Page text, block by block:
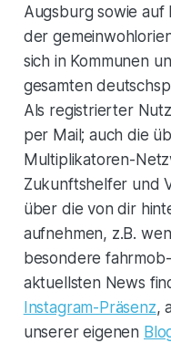
Augsburg sowie
der
sich in Kommunen
gesamten
Als registrierter
per Mail; auch die
Multiplikatoren-
Zukunftshelfer und
über die von dir
aufnehmen, z.B.
besondere
aktuellsten News
Instagram-Präsenz,
unserer eigenen